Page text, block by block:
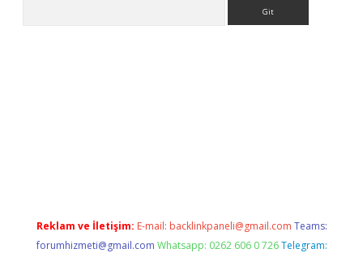
Reklam ve İletişim: E-mail: backlinkpaneli@gmail.com Teams:
forumhizmeti@gmail.com Whatsapp: 0262 606 0 726 Telegram: